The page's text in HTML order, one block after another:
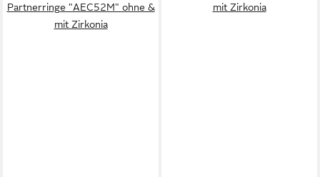
Partnerringe "AEC52M" ohne &
mit Zirkonia
mit Zirkonia